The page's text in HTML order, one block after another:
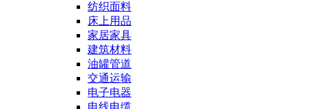
纺织面料
床上用品
家居家具
建筑材料
油罐管道
交通运输
电子电器
电线电缆